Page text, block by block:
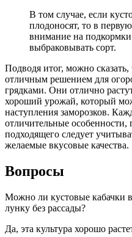
В том случае, если
плодоносят, то в
внимание на
выбраковывать сорт.
Подводя итог, можно
отличным решением для
грядками. Они отлично
хороший урожай, который
наступления заморозков.
отличительные
подходящего следует
желаемые вкусовые качества.
Вопросы
Можно ли кустовые кабачки
лунку без рассады?
Да, эта культура хорошо